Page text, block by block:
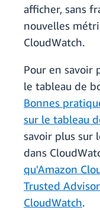
afficher, sans
nouvelles
CloudWatch.
Pour en savoir
le tableau de
Bonnes
sur le tableau
savoir plus sur
dans
qu'Amazon
Trusted
CloudWatch.